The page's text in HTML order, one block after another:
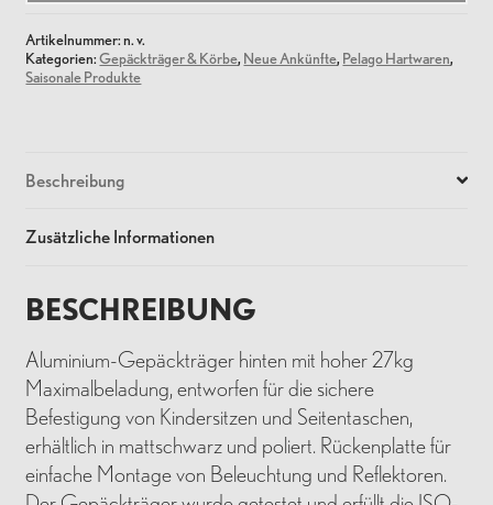
Artikelnummer:n. v.
Kategorien:Gepäckträger & Körbe, Neue Ankünfte, Pelago Hartwaren,
Saisonale Produkte
Beschreibung
Zusätzliche Informationen
BESCHREIBUNG
Aluminium-Gepäckträger hinten mit hoher 27kg
Maximalbeladung, entworfen für die sichere
Befestigung von Kindersitzen und Seitentaschen,
erhältlich in mattschwarz und poliert. Rückenplatte für
einfache Montage von Beleuchtung und Reflektoren.